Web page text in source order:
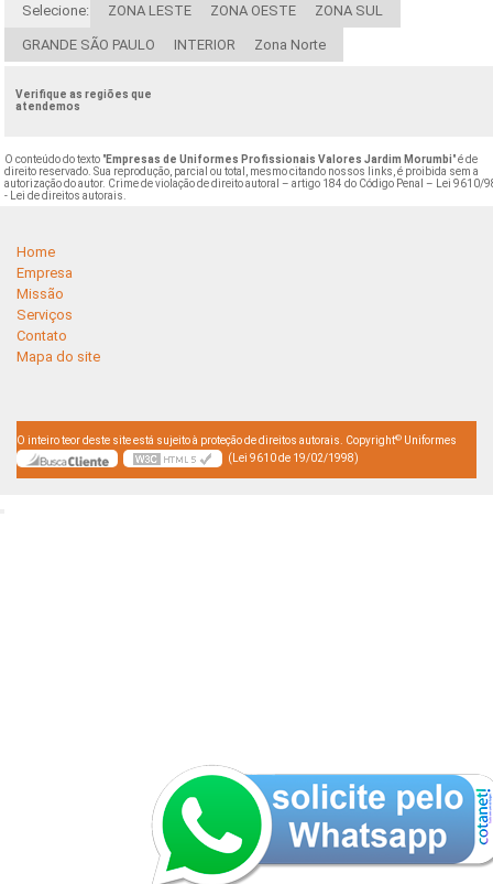
Selecione: ZONA LESTE ZONA OESTE ZONA SUL
GRANDE SÃO PAULO INTERIOR Zona Norte
Verifique as regiões que
atendemos
O conteúdo do texto "Empresas de Uniformes Profissionais Valores Jardim Morumbi" é de
direito reservado. Sua reprodução, parcial ou total, mesmo citando nossos links, é proibida sem a
autorização do autor. Crime de violação de direito autoral – artigo 184 do Código Penal –
Lei 9610/
- Lei de direitos autorais
Home
Empresa
Missão
Serviços
Contato
Mapa do site
O inteiro teor deste site está sujeito à proteção de direitos autorais. Copyright© Uniformes
(Lei 9610 de 19/02/1998)